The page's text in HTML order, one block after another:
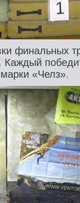
финальных
Каждый
«Челз».